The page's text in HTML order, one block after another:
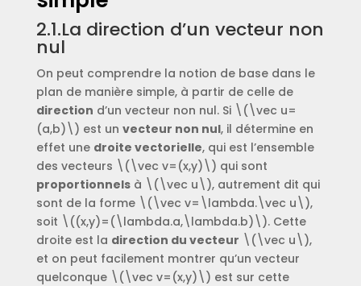
2.1.La direction d’un vecteur non
nul
On peut comprendre la notion de base dans le
plan de manière simple, à partir de celle de
direction d’un vecteur non nul. Si \(\vec u=
(a,b)\) est un vecteur non nul, il détermine en
effet une droite vectorielle, qui est l’ensemble
des vecteurs \(\vec v=(x,y)\) qui sont
proportionnelsà \(\vec u\), autrement dit qui
sont de la forme \(\vec v=\lambda.\vec u\),
soit \((x,y)=(\lambda.a,\lambda.b)\). Cette
droite est la direction du vecteur \(\vec u\),
et on peut facilement montrer qu’un vecteur
quelconque \(\vec v=(x,y)\) est sur cette